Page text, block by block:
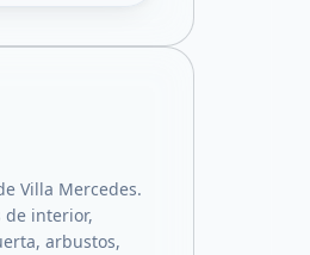
Villa Mercedes.
de interior,
arbustos,